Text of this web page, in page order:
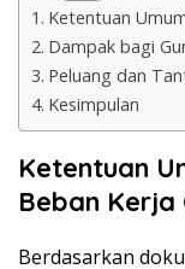
Ketentuan
Dampak bagi
Peluang dan
Kesimpulan
Ketentuan
Beban Kerja
Berdasarkan